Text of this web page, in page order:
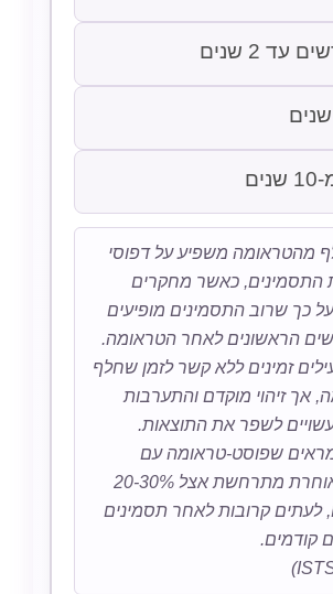
מהטראומה משפיע על דפוסי
התסמינים, כאשר מחקרים
כך שרוב התסמינים מופיעים
הראשונים לאחר הטראומה.
זמינים ללא קשר לזמן שחלף
אך זיהוי מוקדם והתערבות
לשפר את התוצאות.
שפוסט-טראומה עם
הופעה מאוחרת מתרחשת אצל 20-30%
לעתים קרובות לאחר תסמינים
קודמים.